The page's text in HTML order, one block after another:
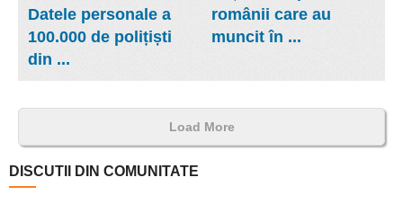
românii care au
muncit în ...
Datele personale a
100.000 de polițiști
din ...
Load More
DISCUTII DIN COMUNITATE